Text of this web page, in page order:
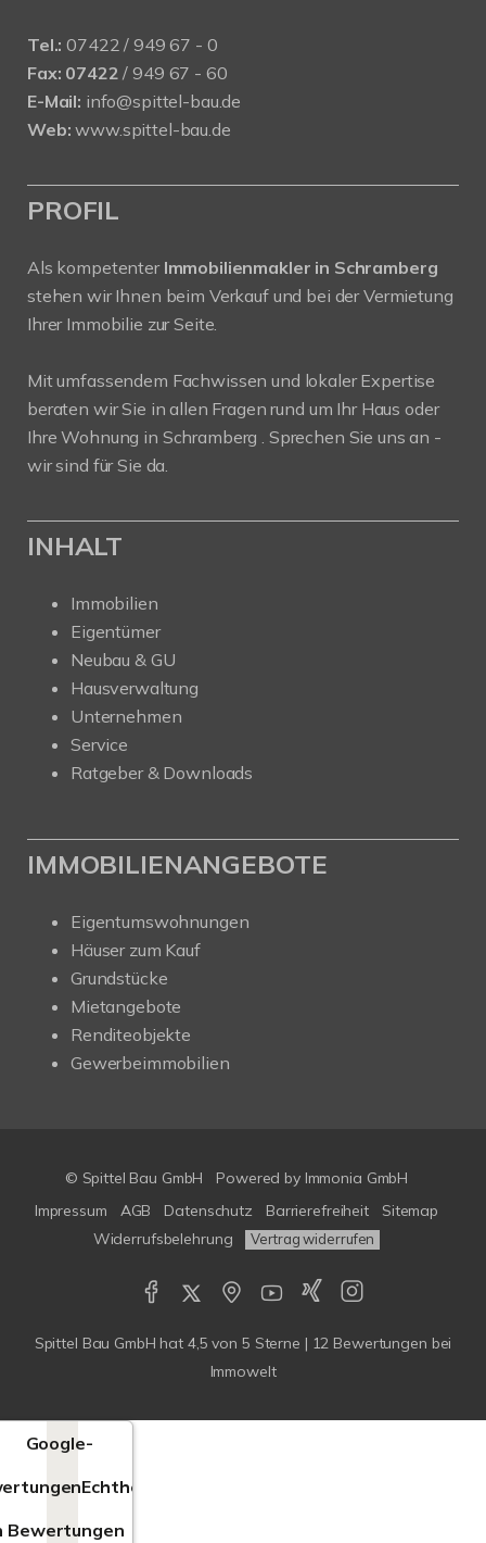
Tel.: 07422 / 949 67 - 0
Fax: 07422 / 949 67 - 60
E-Mail: info@spittel-bau.de
Web: www.spittel-bau.de
PROFIL
Als kompetenter Immobilienmakler in Schramberg
stehen wir Ihnen beim Verkauf und bei der Vermietung
Ihrer Immobilie zur Seite.
Mit umfassendem Fachwissen und lokaler Expertise
beraten wir Sie in allen Fragen rund um Ihr Haus oder
Ihre Wohnung in Schramberg . Sprechen Sie uns an -
wir sind für Sie da.
INHALT
Immobilien
Eigentümer
Neubau & GU
Hausverwaltung
Unternehmen
Service
Ratgeber & Downloads
IMMOBILIENANGEBOTE
Eigentumswohnungen
Häuser zum Kauf
Grundstücke
Mietangebote
Renditeobjekte
Gewerbeimmobilien
© Spittel Bau GmbH Powered by Immonia GmbH
Impressum
AGB Datenschutz Barrierefreiheit
Sitemap
Widerrufsbelehrung
Vertrag widerrufen
Spittel Bau GmbH hat 4,5 von 5 Sterne | 12 Bewertungen bei
Immowelt
Google-
Echtheit
Bewertungen